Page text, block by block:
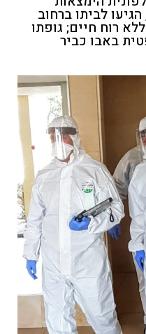
לביתו ברחוב
רוח חיים; גופתו
באבו כביר